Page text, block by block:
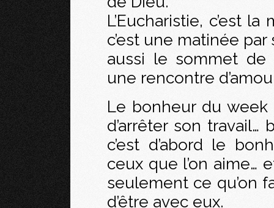
L’Eucharistie, c’est
c’est une matinée
aussi le sommet de
une rencontre
Le bonheur du week
d’arrêter son travail…
c’est d’abord le
ceux que l’on aime…
seulement ce qu’on
d’être avec eux.